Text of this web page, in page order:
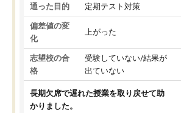
通った目的 定期テスト対策
偏差値の変
化
上がった
志望校の合
格
受験していない/結果が
出ていない
長期欠席で遅れた授業を取り戻せて助
かりました。